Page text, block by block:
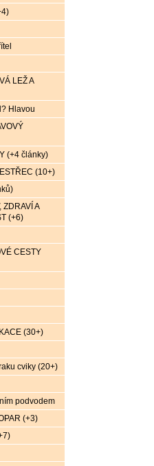
LEŽ A
Hlavou
(+4 články)
(10+)
ZDRAVÍ A
(+6)
CESTY
(30+)
cviky (20+)
podvodem
(+3)